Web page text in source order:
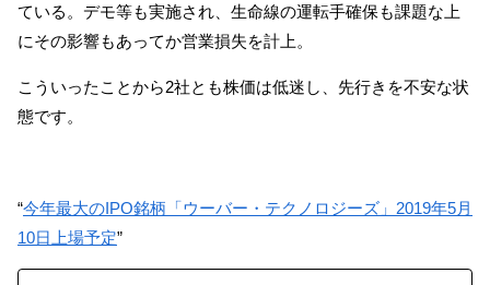
ている。デモ等も実施され、生命線の運転手確保も課題な上
にその影響もあってか営業損失を計上。
こういったことから2社とも株価は低迷し、先行きを不安な状
態です。
“今年最大のIPO銘柄「ウーバー・テクノロジーズ」2019年5月
10日上場予定”